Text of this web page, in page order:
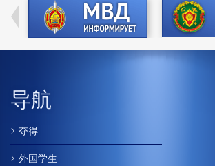
导航
夺得
外国学生